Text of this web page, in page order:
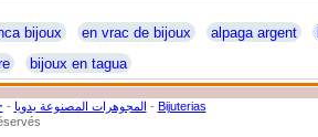
bijoux en vrac de bijoux alpaga argent
bijoux en tagua
- المجوهرات المصنوعة يدويا - Bijuterias